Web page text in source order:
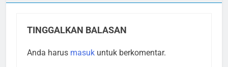
TINGGALKAN BALASAN
Anda harus masuk untuk berkomentar.